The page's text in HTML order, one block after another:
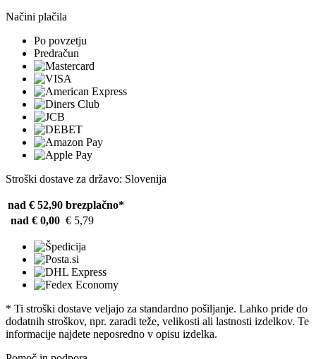
Načini plačila
Po povzetju
Predračun
Stroški dostave za državo: Slovenija
nad € 52,90 brezplačno*
nad € 0,00 € 5,79
* Ti stroški dostave veljajo za standardno pošiljanje. Lahko pride do
dodatnih stroškov, npr. zaradi teže, velikosti ali lastnosti izdelkov. Te
informacije najdete neposredno v opisu izdelka.